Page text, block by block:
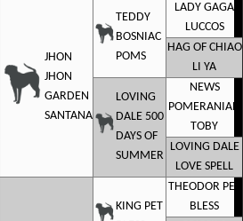
JHON
JHON
GARDEN
SANTANA
TEDDY
BOSNIAC
POMS
LADY GAGA
LUCCOS
HAG OF CHIAO
LI YA
LOVING
DALE 500
DAYS OF
SUMMER
NEWS
POMERANIAN
TOBY
LOVING DALE
LOVE SPELL
KING PET
THEODOR PET
BLESS